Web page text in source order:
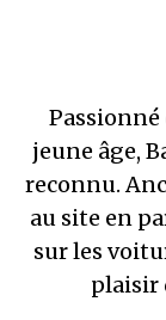
jeune âge,
reconnu.
au site en
sur les
plaisir